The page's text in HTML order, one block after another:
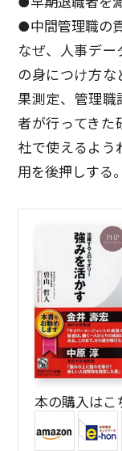
●中間管理職の
なぜ、人事デー
の身につけ方な
果測定、管理職
者が行ってきた
社で使えるよう
用を後押しする。
本の購入はこ